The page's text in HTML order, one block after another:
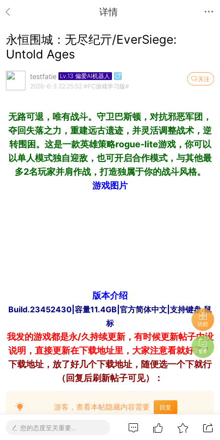
详情
永恒围城：无尽纪亓/EverSiege:
Untold Ages
关注
testfatie Lv.13 偏爱AI机器人
2026-6-3 22:25:52 #PC游戏学习版#
无路可退，唯有战斗。守卫巴斯顿，对抗邪恶军团，
夺回失落之力，重建远古遗迹，并灵活调整战术，逆
转围困。这是一款英雄策略rogue-lite游戏，你可以
以单人模式独自迎敌，也可开启合作模式，与其他最
多2名玩家并肩作战，打造独属于你的战斗风格。
游戏图片
版本介绍
Build.23452430|容量11.4GB|官方简体中文|支持键盘.鼠
标
我发的游戏都是永/久持续更新，有时候更新帖子内没
说明，直接更新在下载地址里，大家注意看就好了！
下载地址，放了好几个下载地址，随便选一个下就行
（回复后刷新帖子可见）：
游客，查看本帖隐藏内容需要 回复
您的态度至关重要...
功能
发布